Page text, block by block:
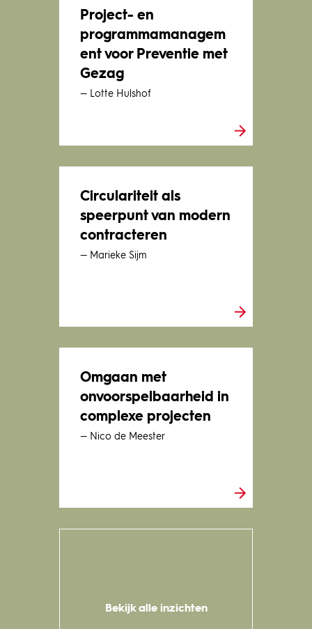
Project- en
programmamanagem
ent voor Preventie met
Gezag
— Lotte Hulshof
Circulariteit als
speerpunt van modern
contracteren
— Marieke Sijm
Omgaan met
onvoorspelbaarheid in
complexe projecten
— Nico de Meester
Bekijk alle inzichten